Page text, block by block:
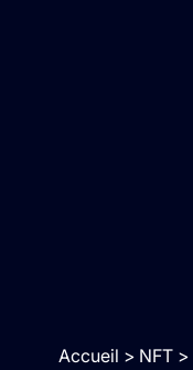
Accueil > NFT>